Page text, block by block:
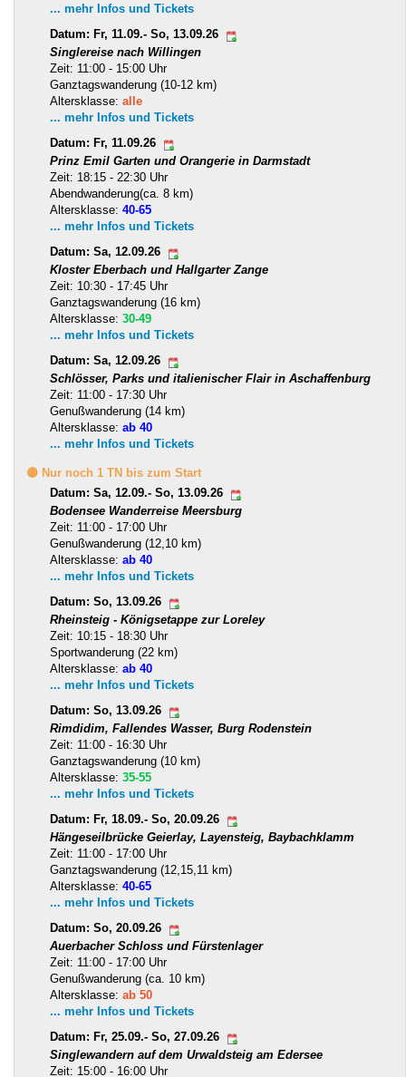
... mehr Infos und Tickets
Datum: Fr, 11.09.- So, 13.09.26
Singlereise nach Willingen
Zeit: 11:00 - 15:00 Uhr
Ganztagswanderung (10-12 km)
Altersklasse: alle
... mehr Infos und Tickets
Datum: Fr, 11.09.26
Prinz Emil Garten und Orangerie in Darmstadt
Zeit: 18:15 - 22:30 Uhr
Abendwanderung(ca. 8 km)
Altersklasse: 40-65
... mehr Infos und Tickets
Datum: Sa, 12.09.26
Kloster Eberbach und Hallgarter Zange
Zeit: 10:30 - 17:45 Uhr
Ganztagswanderung (16 km)
Altersklasse: 30-49
... mehr Infos und Tickets
Datum: Sa, 12.09.26
Schlösser, Parks und italienischer Flair in Aschaffenburg
Zeit: 11:00 - 17:30 Uhr
Genußwanderung (14 km)
Altersklasse: ab 40
... mehr Infos und Tickets
🟡 Nur noch 1 TN bis zum Start
Datum: Sa, 12.09.- So, 13.09.26
Bodensee Wanderreise Meersburg
Zeit: 11:00 - 17:00 Uhr
Genußwanderung (12,10 km)
Altersklasse: ab 40
... mehr Infos und Tickets
Datum: So, 13.09.26
Rheinsteig - Königsetappe zur Loreley
Zeit: 10:15 - 18:30 Uhr
Sportwanderung (22 km)
Altersklasse: ab 40
... mehr Infos und Tickets
Datum: So, 13.09.26
Rimdidim, Fallendes Wasser, Burg Rodenstein
Zeit: 11:00 - 16:30 Uhr
Ganztagswanderung (10 km)
Altersklasse: 35-55
... mehr Infos und Tickets
Datum: Fr, 18.09.- So, 20.09.26
Hängeseilbrücke Geierlay, Layensteig, Baybachklamm
Zeit: 11:00 - 17:00 Uhr
Ganztagswanderung (12,15,11 km)
Altersklasse: 40-65
... mehr Infos und Tickets
Datum: So, 20.09.26
Auerbacher Schloss und Fürstenlager
Zeit: 11:00 - 17:00 Uhr
Genußwanderung (ca. 10 km)
Altersklasse: ab 50
... mehr Infos und Tickets
Datum: Fr, 25.09.- So, 27.09.26
Singlewandern auf dem Urwaldsteig am Edersee
Zeit: 15:00 - 16:00 Uhr